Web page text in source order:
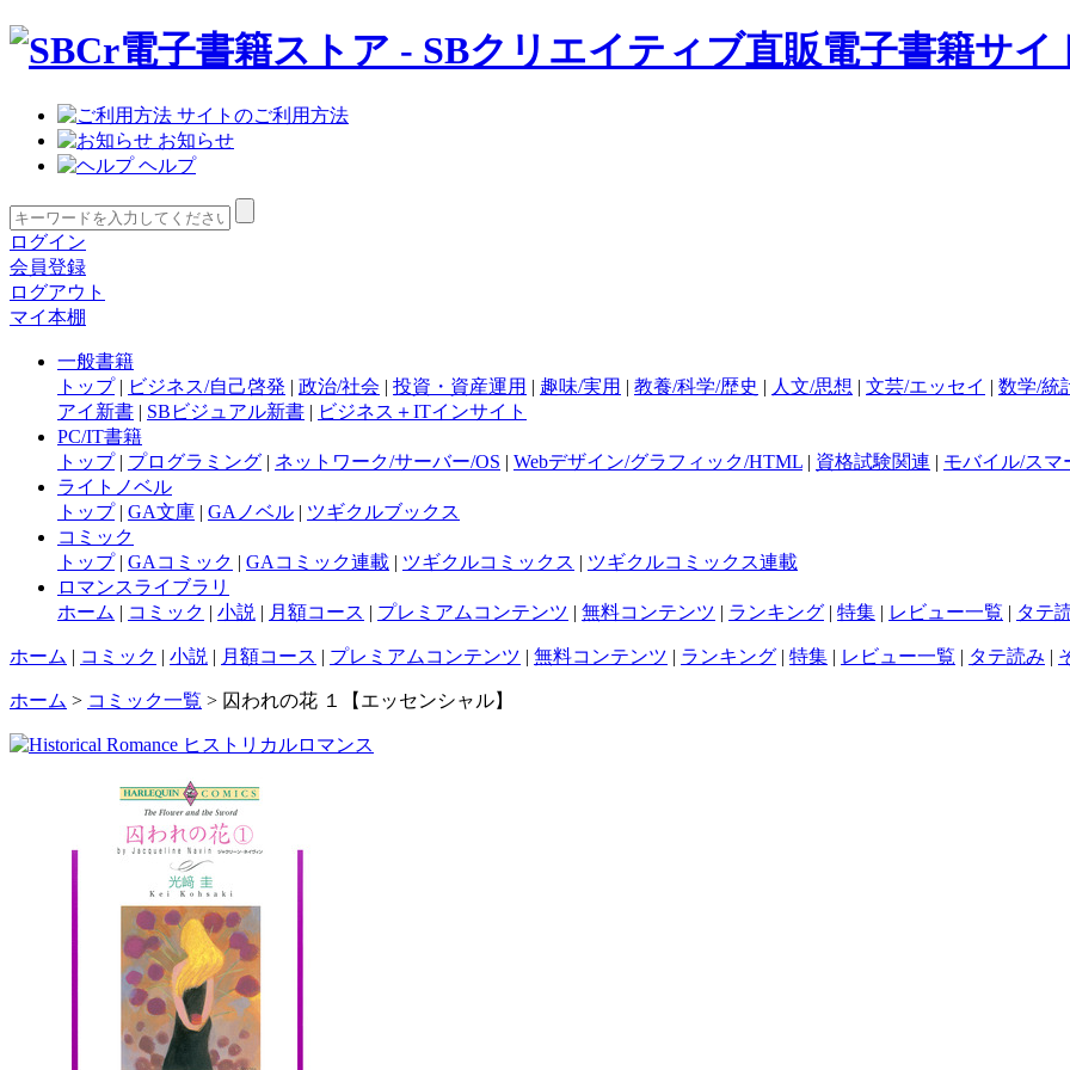
サイトのご利用方法
お知らせ
ヘルプ
ログイン
会員登録
ログアウト
マイ本棚
一般書籍
トップ| ビジネス/自己啓発 | 政治/社会 | 投資・資産運用 | 趣味/実用 | 教養/科学/歴史 | 人文/思想 | 文芸/エッセイ | 数学/統
アイ新書 | SBビジュアル新書 | ビジネス＋ITインサイト
PC/IT書籍
トップ| プログラミング | ネットワーク/サーバー/OS | Webデザイン/グラフィック/HTML | 資格試験関連 | モバイル/スマ
ライトノベル
トップ| GA文庫 | GAノベル | ツギクルブックス
コミック
トップ| GAコミック | GAコミック連載 | ツギクルコミックス | ツギクルコミックス連載
ロマンスライブラリ
ホーム | コミック | 小説 | 月額コース | プレミアムコンテンツ | 無料コンテンツ | ランキング | 特集 | レビュー一覧 | タテ
ホーム | コミック | 小説 | 月額コース | プレミアムコンテンツ | 無料コンテンツ | ランキング | 特集 | レビュー一覧 | タテ読み |
ホーム > コミック一覧 > 囚われの花 １【エッセンシャル】